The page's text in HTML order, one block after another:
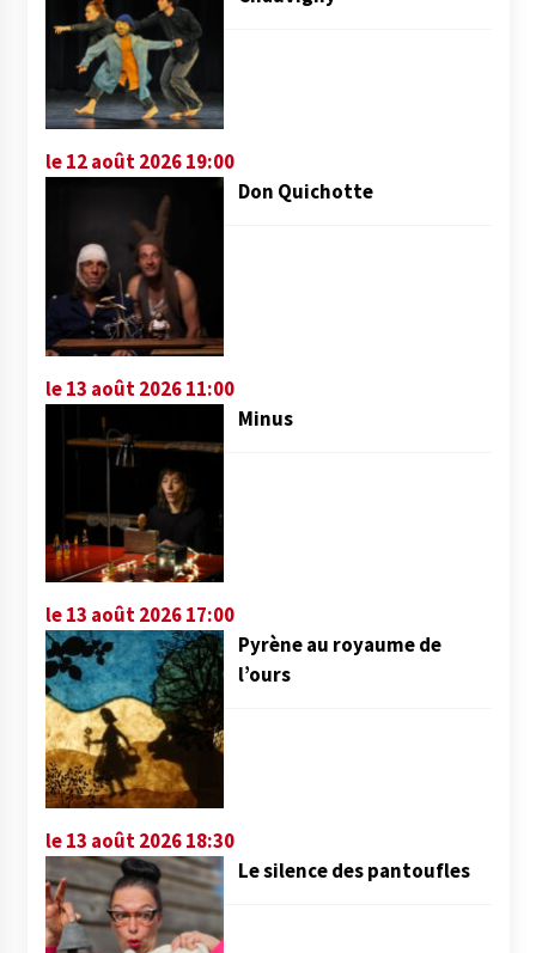
le 12 août 2026 19:00
Don Quichotte
le 13 août 2026 11:00
Minus
le 13 août 2026 17:00
Pyrène au royaume de
l’ours
le 13 août 2026 18:30
Le silence des pantoufles